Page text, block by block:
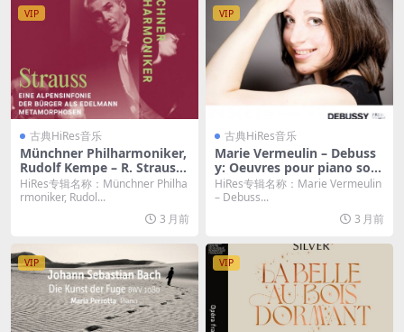
VIP
古典HiRes音乐
Münchner Philharmoniker,
Rudolf Kempe – R. Strauss:
Eine Alpensinfonie & Der B
ürger als Edelmann & Meta
morphosen (2026) [Hi-Res
HiRes专辑名称：Münchner Philha
rmoniker, Rudol...
3 月前
VIP
古典HiRes音乐
Marie Vermeulin – Debuss
y: Oeuvres pour piano solo
(2016) [Hi-Res 24bit/96KHz
FLAC]
HiRes专辑名称：Marie Vermeulin
– Debuss...
3 月前
VIP VIP